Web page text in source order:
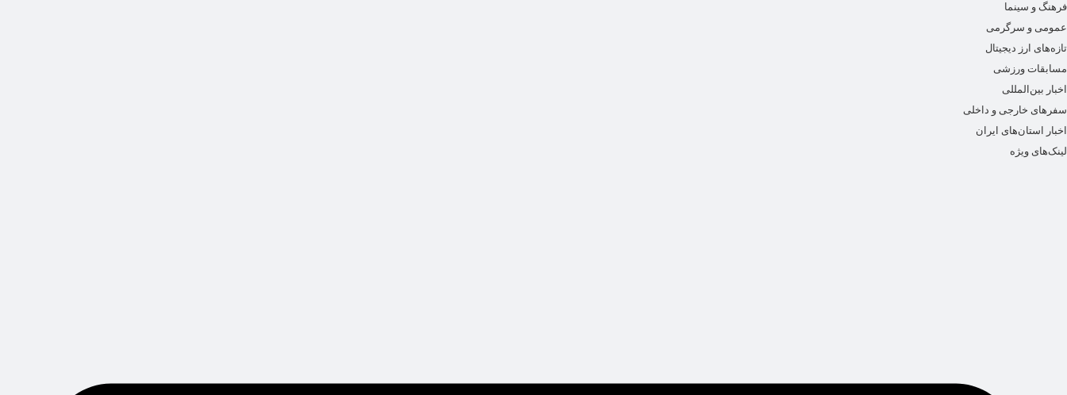
فرهنگ و سینما
عمومی و سرگرمی
تازه‌های ارز دیجیتال
مسابقات ورزشی
اخبار بین‌المللی
سفرهای خارجی و داخلی
اخبار استان‌های ایران
لینک‌های ویژه